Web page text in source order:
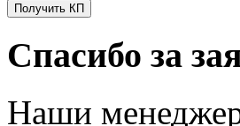
Получить КП
Спасибо за
Наши